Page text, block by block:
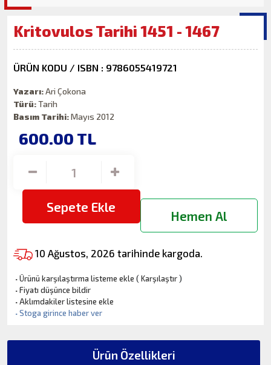
Kritovulos Tarihi 1451 - 1467
ÜRÜN KODU / ISBN : 9786055419721
Yazarı:Ari Çokona
Türü:Tarih
Basım Tarihi:Mayıs 2012
600.00 TL
Sepete Ekle
Hemen Al
10 Ağustos, 2026 tarihinde kargoda.
·Ürünü karşılaştırma listeme ekle (Karşılaştır)
·Fiyatı düşünce bildir
·Aklımdakiler listesine ekle
·Stoga girince haber ver
Ürün Özellikleri